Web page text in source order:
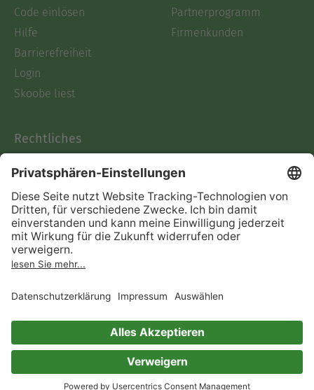
Code einlösen
Hilfe
Barrierefreiheit
Login
Skoobe liest
Partnerprogramm
Firmenkunden
Rechtliches
AGB
Informationen nach Data
Act
Verträge hier kündigen
Impressum
Immer ein gutes Buch